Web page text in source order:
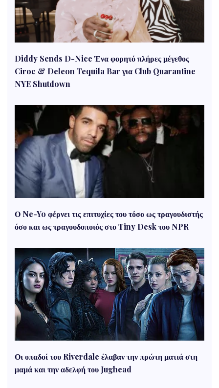
Diddy Sends D-Nice Ένα φορητό πλήρες μέγεθος
Ciroc & Deleon Tequila Bar για Club Quarantine
NYE Shutdown
Ο Ne-Yo φέρνει τις επιτυχίες του τόσο ως τραγουδιστής
όσο και ως τραγουδοποιός στο Tiny Desk του NPR
Οι οπαδοί του Riverdale έλαβαν την πρώτη ματιά στη
μαμά και την αδελφή του Jughead